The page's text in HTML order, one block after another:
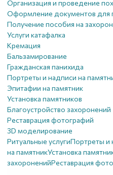
Организация и проведение
Оформление документов для
Получение пособия на
Услуги катафалка
Кремация
Бальзамирование
Гражданская панихида
Портреты и надписи на
Эпитафии на памятник
Установка памятников
Благоустройство захоронений
Реставрация фотографий
3D моделирование
Ритуальные услугиПортреты и
на памятникУстановка
захороненийРеставрация